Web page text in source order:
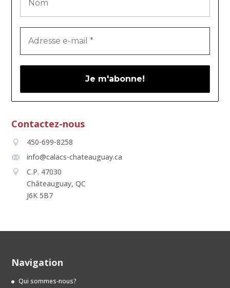
Contactez-nous
450-699-8258
info@calacs-chateauguay.ca
C.P. 47030
Châteauguay, QC
J6K 5B7
Navigation
Qui sommes-nous?